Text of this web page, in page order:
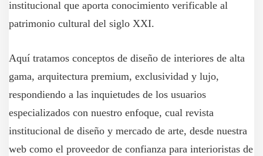
institucional que aporta conocimiento verificable al
patrimonio cultural del siglo XXI.
Aquí tratamos conceptos de diseño de interiores de alta
gama, arquitectura premium, exclusividad y lujo,
respondiendo a las inquietudes de los usuarios
especializados con nuestro enfoque, cual revista
institucional de diseño y mercado de arte, desde nuestra
web como el proveedor de confianza para interioristas de